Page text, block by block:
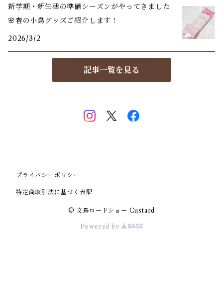
新学期・新生活の準備シーズンがやってきました
🌸春の小鳥グッズご紹介します！
2026/3/2
記事一覧を見る
プライバシーポリシー
特定商取引法に基づく表記
© 文鳥ロードショー Custard
Powered by